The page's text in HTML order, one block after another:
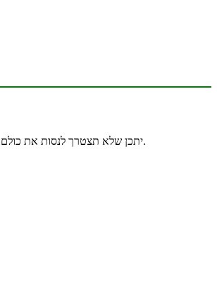
להלן 5 פתרונות שסייעו למשתמשים רבים אחרים לתקן את בעיית השימוש שלהם במעבד גבוה ב- Chrome. יתכן שלא תצטרך לנסות את כולם; פשוט עשה את דרכך ברשימה עד שתמצא את אחד שמתאים לך.